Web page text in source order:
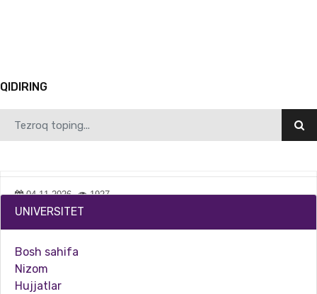
04.11.2026 1927
Akademik litsey o‘quvchilari uchun “Titrometrik analiz usullari” mavzusida amaliy mashg‘u…
QIDIRING
UNIVERSITET
Bosh sahifa
Nizom
Hujjatlar